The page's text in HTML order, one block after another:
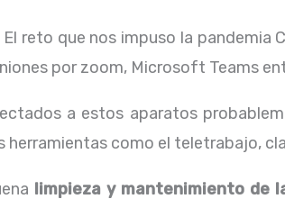
reto que nos impuso la pandemia
por zoom, Microsoft Teams
a estos aparatos
como el teletrabajo,
limpieza y mantenimiento de